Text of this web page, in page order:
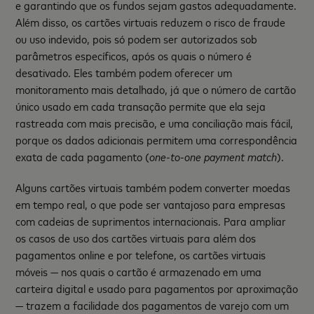
e garantindo que os fundos sejam gastos adequadamente.
Além disso, os cartões virtuais reduzem o risco de fraude
ou uso indevido, pois só podem ser autorizados sob
parâmetros específicos, após os quais o número é
desativado. Eles também podem oferecer um
monitoramento mais detalhado, já que o número de cartão
único usado em cada transação permite que ela seja
rastreada com mais precisão, e uma conciliação mais fácil,
porque os dados adicionais permitem uma correspondência
exata de cada pagamento (one-to-one payment match).
Alguns cartões virtuais também podem converter moedas
em tempo real, o que pode ser vantajoso para empresas
com cadeias de suprimentos internacionais. Para ampliar
os casos de uso dos cartões virtuais para além dos
pagamentos online e por telefone, os cartões virtuais
móveis — nos quais o cartão é armazenado em uma
carteira digital e usado para pagamentos por aproximação
— trazem a facilidade dos pagamentos de varejo com um